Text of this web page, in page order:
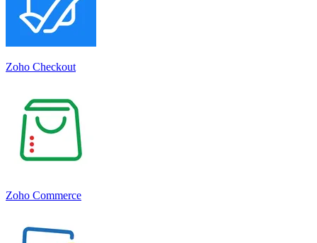
Zoho Checkout
Zoho Commerce